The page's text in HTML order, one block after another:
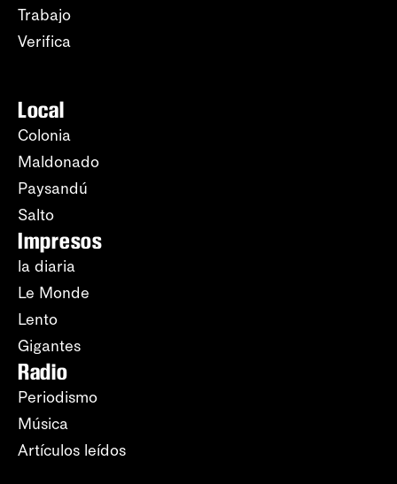
Trabajo
Verifica
Local
Colonia
Maldonado
Paysandú
Salto
Impresos
la diaria
Le Monde
Lento
Gigantes
Radio
Periodismo
Música
Artículos leídos